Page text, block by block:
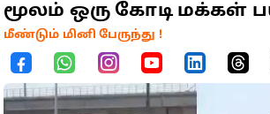
மூலம் ஒரு கோடி மக்கள்
மீண்டும் மினி பேருந்து !